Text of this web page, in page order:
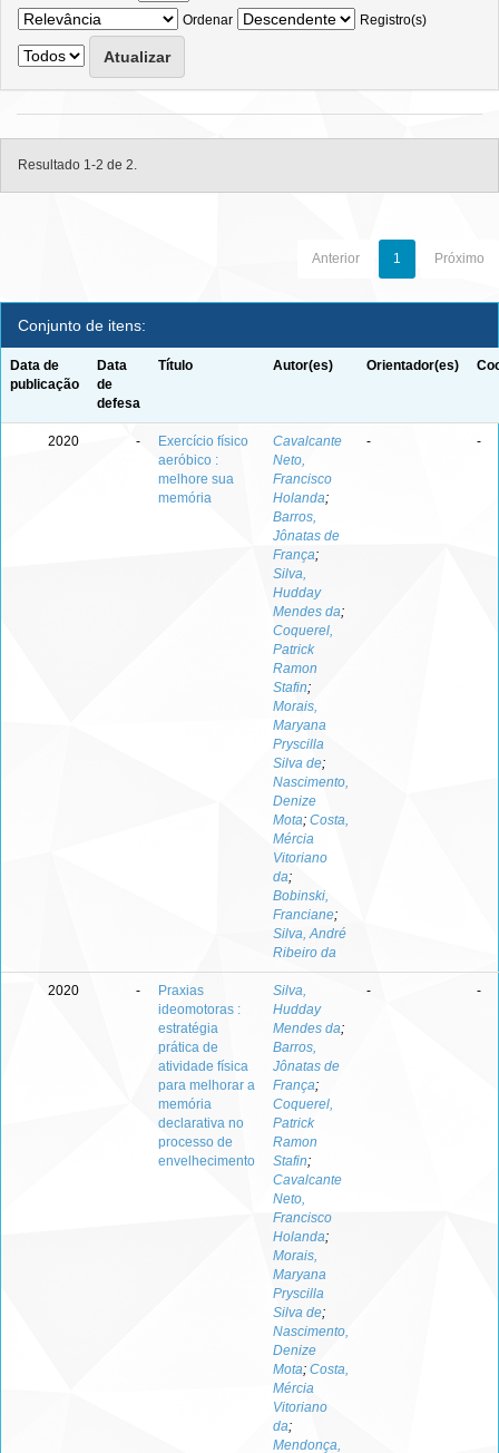
Ordenar
Registro(s)
Resultado 1-2 de 2.
Anterior 1 Próximo
Conjunto de itens:
Data de
publicação
Data
de
defesa
Título Autor(es) Orientador(es)
2020 -
Exercício físico
aeróbico :
melhore sua
memória
Cavalcante
Neto,
Francisco
Holanda;
Barros,
Jônatas de
França;
Silva,
Hudday
Mendes da;
Coquerel,
Patrick
Ramon
Stafin;
Morais,
Maryana
Pryscilla
Silva de;
Nascimento,
Denize
Mota; Costa,
Mércia
Vitoriano
da;
Bobinski,
Franciane;
Silva, André
Ribeiro da
- -
2020 -
Praxias
ideomotoras :
estratégia
prática de
atividade física
para melhorar a
memória
declarativa no
processo de
envelhecimento
Silva,
Hudday
Mendes da;
Barros,
Jônatas de
França;
Coquerel,
Patrick
Ramon
Stafin;
Cavalcante
Neto,
Francisco
Holanda;
Morais,
Maryana
Pryscilla
Silva de;
Nascimento,
Denize
Mota; Costa,
Mércia
Vitoriano
da;
Mendonça,
- -